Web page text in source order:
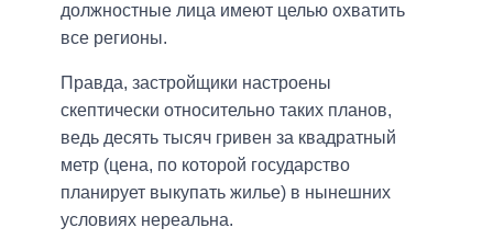
должностные лица имеют целью охватить
все регионы.
Правда, застройщики настроены
скептически относительно таких планов,
ведь десять тысяч гривен за квадратный
метр (цена, по которой государство
планирует выкупать жилье) в нынешних
условиях нереальна.